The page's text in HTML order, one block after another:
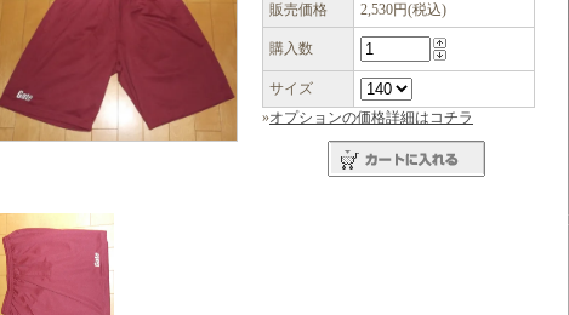
販売価格
2,530円(税込)
購入数
サイズ
»オプションの価格詳細はコチラ